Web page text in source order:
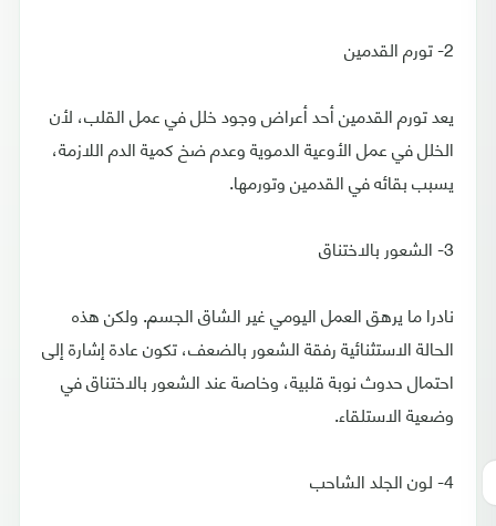
2- تورم القدمين
يعد تورم القدمين أحد أعراض وجود خلل في عمل القلب، لأن
الخلل في عمل الأوعية الدموية وعدم ضخ كمية الدم اللازمة،
يسبب بقائه في القدمين وتورمها.
3- الشعور بالاختناق
نادرا ما يرهق العمل اليومي غير الشاق الجسم. ولكن هذه
الحالة الاستثنائية رفقة الشعور بالضعف، تكون عادة إشارة إلى
احتمال حدوث نوبة قلبية، وخاصة عند الشعور بالاختناق في
وضعية الاستلقاء.
4- لون الجلد الشاحب